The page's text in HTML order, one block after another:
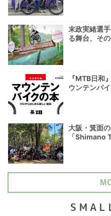
末政実緒選
る舞台、そ
『MTB日
ウンテンバ
大阪・箕面
「Shimano